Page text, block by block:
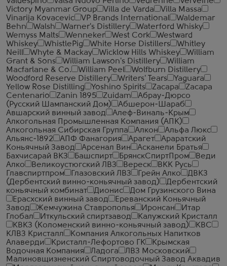
Victory Myanmar Group
Villa de Varda
Villa Massa
Vinarija Kovacevic
VP Brands International
Waldemar
Behn
Walsh Warner's Distillery
Waterford Whisky
Wemyss Malts
Wenneker West Cork
Westward
Whiskey
WhistlePig White Horse Distillers
Whitley
Neill
Whyte & Mackay Wicklow Hills Whiskey
William
Grant & Sons
William Lawson's Distillery
William
Macfarlane & Co.
William Peel
Wolfburn Distillery
Woodford Reserve Distillery
Writers' Tears
Yaguara
Yellow Rose Distilling
Yoshino Spirits Zacapa
Zacapa
Centenario
Zanin 1895 Zuidam
Абрау-Дюрсо
(Русский Шампанский Дом)
Абшерон-Шараб
Авшарский винный завод
Алеф-Виналь-Крым
Алкогольная Промышленная Компания (АПК)
Алкогольная Сибирская Группа
Алкон
Альфа Люкс
Альянс-1892
АПФ Фанагория Арагет
Араратский
Коньячный Завод
Арсенал Вин
Асканели Братья
Бахчисарай ВКЗ
Башспирт БрянскСпиртПром
Веди
Алко
Великоустюгский ЛВЗ Вереск
ВКК Русь
Главспиртпром
Глазовский ЛВЗ Грейн Алко
ДВКЗ
(Дербентский винно-коньячный завод)
Дербентский
коньячный комбинат
Дионис
Дом Грузинского Вина
Ерасхский винный завод
Ереванский Коньячный
Завод
Жемчужина Ставрополья Иронсан
Итар
Глобал
Иткульский спиртзавод
Калужский Кристалл
КВКЗ (Коломенский винно-коньячный завод)
КВС
КЛВЗ Кристалл
Компания Алкогольных Напитков
Алаверди
Кристалл-Лефортово ГК
Крымская
Водочная Компания
Ладога
ЛВЗ Московский
Малиновщизненский Спиртоводочный Завод Аквадив